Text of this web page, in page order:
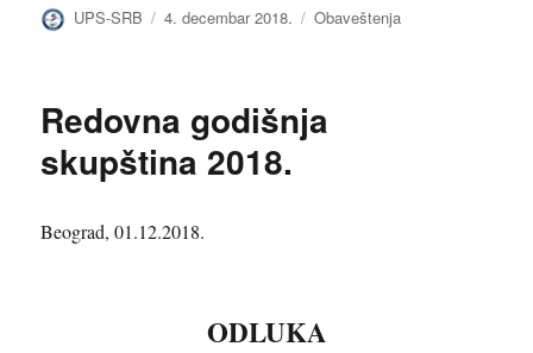
Autor
UPS-SRB Objavljeno
4. decembar 2018. Kategorije
Obaveštenja
Redovna godišnja
skupština 2018.
Beograd, 01.12.2018.
ODLUKA